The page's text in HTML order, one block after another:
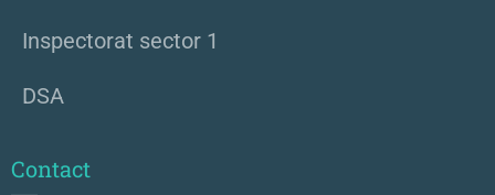
Inspectorat sector 1
DSA
Contact